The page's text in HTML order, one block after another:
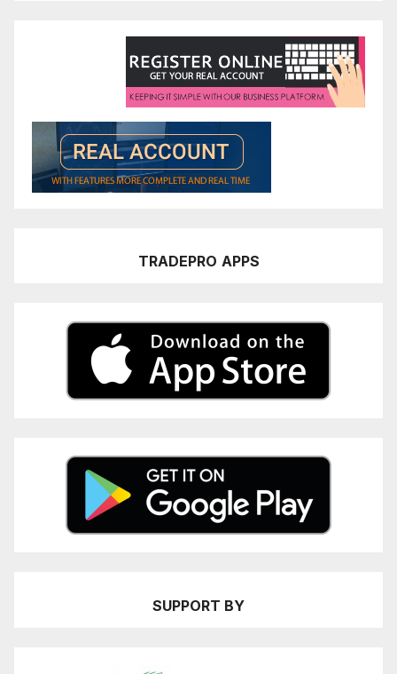
TRADEPRO APPS
SUPPORT BY